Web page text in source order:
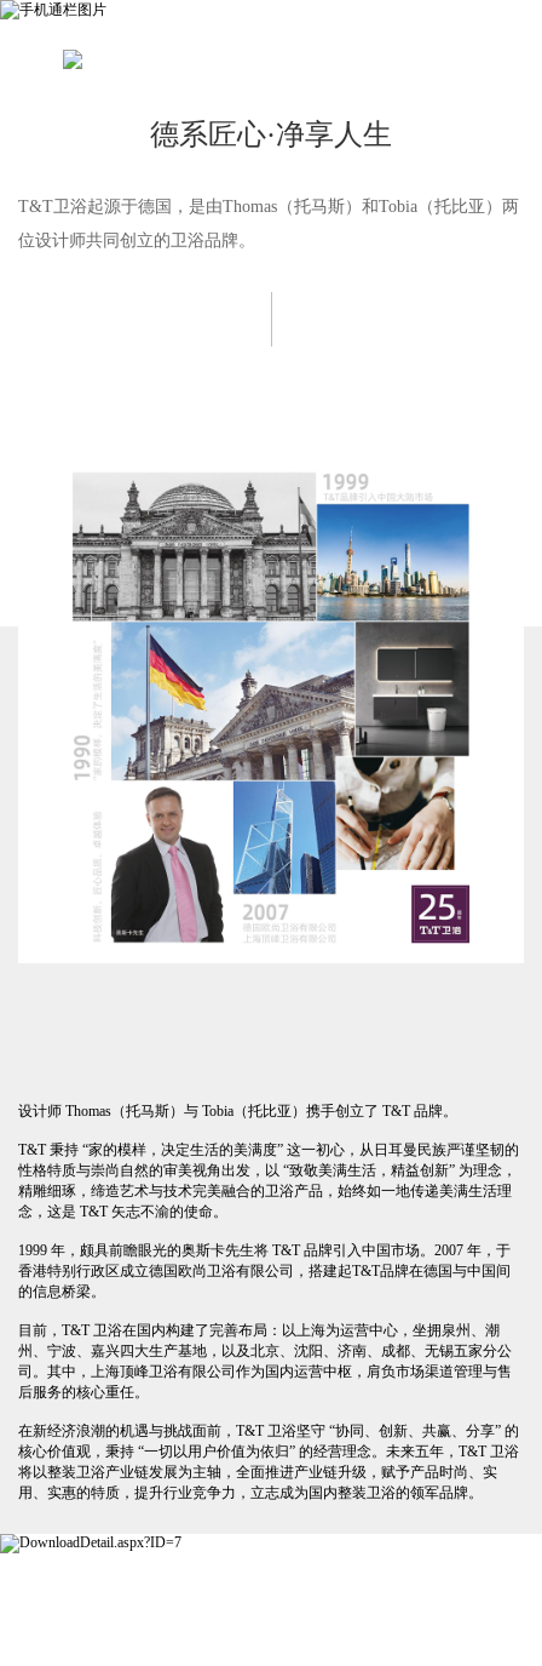
德系匠心·净享人生
T&T卫浴起源于德国，是由Thomas（托马斯）和Tobia（托比亚）两
位设计师共同创立的卫浴品牌。
设计师 Thomas（托马斯）与 Tobia（托比亚）携手创立了 T&T 品牌。
T&T 秉持 “家的模样，决定生活的美满度” 这一初心，从日耳曼民族严谨坚韧的
性格特质与崇尚自然的审美视角出发，以 “致敬美满生活，精益创新” 为理念，
精雕细琢，缔造艺术与技术完美融合的卫浴产品，始终如一地传递美满生活理
念，这是 T&T 矢志不渝的使命。
1999 年，颇具前瞻眼光的奥斯卡先生将 T&T 品牌引入中国市场。2007 年，于
香港特别行政区成立德国欧尚卫浴有限公司，搭建起T&T品牌在德国与中国间
的信息桥梁。
目前，T&T 卫浴在国内构建了完善布局：以上海为运营中心，坐拥泉州、潮
州、宁波、嘉兴四大生产基地，以及北京、沈阳、济南、成都、无锡五家分公
司。其中，上海顶峰卫浴有限公司作为国内运营中枢，肩负市场渠道管理与售
后服务的核心重任。
在新经济浪潮的机遇与挑战面前，T&T 卫浴坚守 “协同、创新、共赢、分享” 的
核心价值观，秉持 “一切以用户价值为依归” 的经营理念。未来五年，T&T 卫浴
将以整装卫浴产业链发展为主轴，全面推进产业链升级，赋予产品时尚、实
用、实惠的特质，提升行业竞争力，立志成为国内整装卫浴的领军品牌。